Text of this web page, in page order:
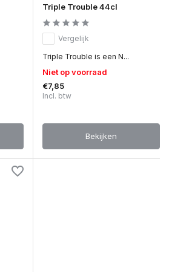
Triple Trouble 44cl
Vergelijk
Triple Trouble is een N...
Niet op voorraad
€7,85
Incl. btw
Bekijken